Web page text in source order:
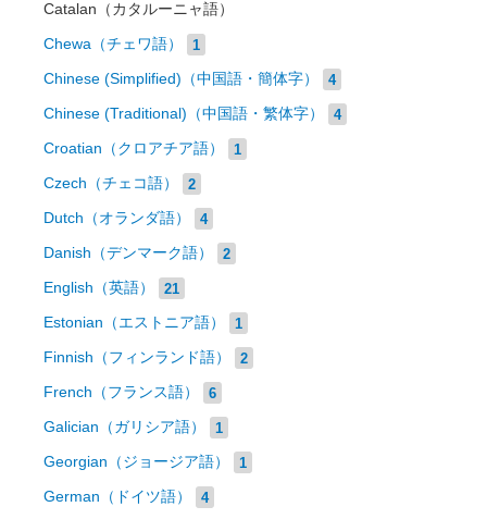
Catalan（カタルーニャ語）
Chewa（チェワ語） 1
Chinese (Simplified)（中国語・簡体字） 4
Chinese (Traditional)（中国語・繁体字） 4
Croatian（クロアチア語） 1
Czech（チェコ語） 2
Dutch（オランダ語） 4
Danish（デンマーク語） 2
English（英語） 21
Estonian（エストニア語） 1
Finnish（フィンランド語） 2
French（フランス語） 6
Galician（ガリシア語） 1
Georgian（ジョージア語） 1
German（ドイツ語） 4